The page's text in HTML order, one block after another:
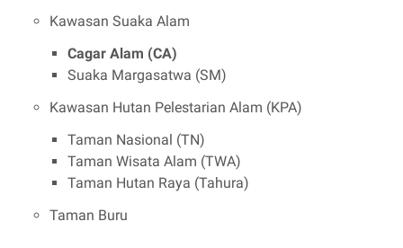
Kawasan Suaka Alam
Cagar Alam (CA)
Suaka Margasatwa (SM)
Kawasan Hutan Pelestarian Alam (KPA)
Taman Nasional (TN)
Taman Wisata Alam (TWA)
Taman Hutan Raya (Tahura)
Taman Buru